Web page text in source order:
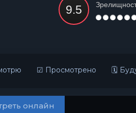
☑ Просмотрено 🗓
онлайн